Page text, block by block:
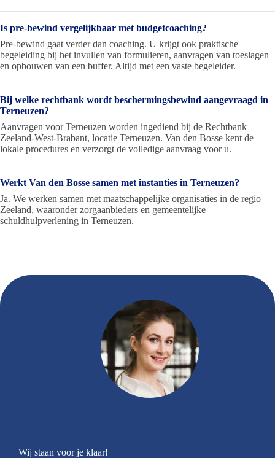
Is pre-bewind vergelijkbaar met budgetcoaching?
Pre-bewind gaat verder dan coaching. U krijgt ook praktische
begeleiding bij het invullen van formulieren, aanvragen van toeslagen
en opbouwen van een buffer. Altijd met een vaste begeleider.
Bij welke rechtbank wordt beschermingsbewind aangevraagd in
Terneuzen?
Aanvragen voor Terneuzen worden ingediend bij de Rechtbank
Zeeland-West-Brabant, locatie Terneuzen. Van den Bosse kent de
lokale procedures en verzorgt de volledige aanvraag voor u.
Werkt Van den Bosse samen met instanties in Terneuzen?
Ja. We werken samen met maatschappelijke organisaties in de regio
Zeeland, waaronder zorgaanbieders en gemeentelijke
schuldhulpverlening in Terneuzen.
Wij staan voor je klaar!